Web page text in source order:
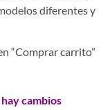
diferentes y
“Comprar carrito”
cambios